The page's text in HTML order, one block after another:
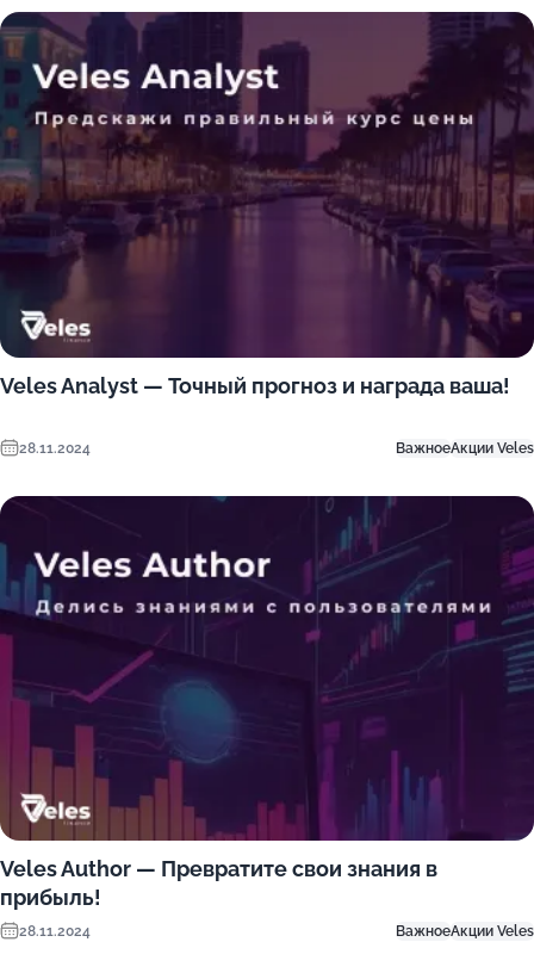
Veles Analyst — Точный прогноз и награда ваша!
28.11.2024 ВажноеАкции Veles
Veles Author — Превратите свои знания в
прибыль!
28.11.2024 ВажноеАкции Veles